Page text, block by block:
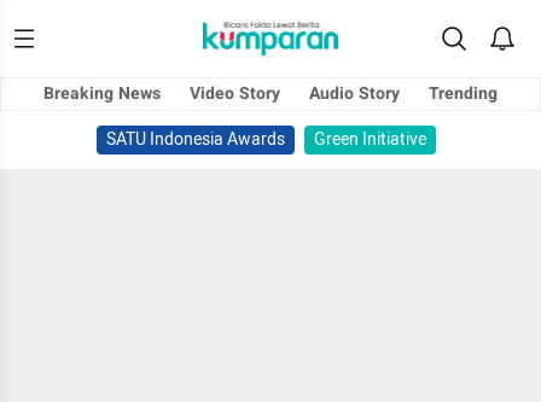
Breaking News Video Story Audio Story
Trending
SATU Indonesia Awards
Green Initiative